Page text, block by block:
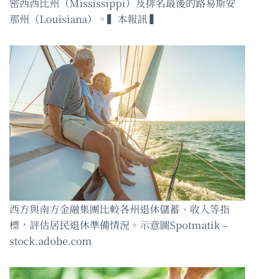
那州（Louisiana）。▍本報訊 ▍
西方與南方金融集團比較各州退休儲蓄、收入等指
標，評估居民退休準備情況。示意圖Spotmatik –
stock.adobe.com